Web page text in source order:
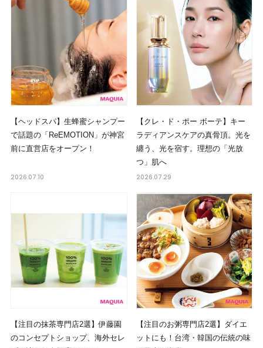
【ヘッドスパ】生蜂蜜シャンプー
で話題の「ReEMOTION」が神宮
前に直営店をオープン！
2026.07.10
【クレ・ド・ポー ボーテ】キー
ラディアンスケアの真骨頂。光を
纏う、光を宿す。理想の「光放
つ」肌へ
2026.07.29
【注目の抹茶専門店2選】伊藤園
のコンセプトショップ、海外セレ
【注目のお粥専門店2選】ダイエ
ットにも！台湾・韓国の伝統の味